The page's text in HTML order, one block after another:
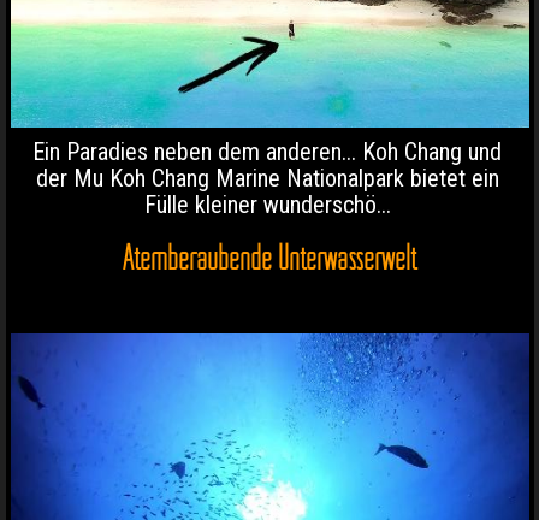
Ein Paradies neben dem anderen... Koh Chang und
der Mu Koh Chang Marine Nationalpark bietet ein
Fülle kleiner wunderschö...
Atemberaubende Unterwasserwelt